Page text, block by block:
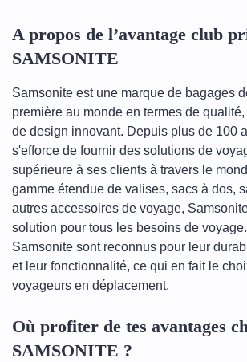
A propos de l’avantage club
SAMSONITE
Samsonite est une marque de bagages
première au monde en termes de
de design innovant. Depuis plus de 100
s'efforce de fournir des solutions de
supérieure à ses clients à travers le
gamme étendue de valises, sacs à dos,
autres accessoires de voyage,
solution pour tous les besoins de
Samsonite sont reconnus pour leur
et leur fonctionnalité, ce qui en fait le
voyageurs en déplacement.
Où profiter de tes avantages
SAMSONITE ?